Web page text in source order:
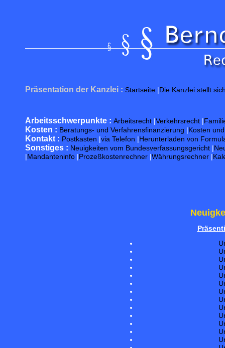
Präsentation der Kanzlei : Startseite |Die Kanzlei stellt
Arbeitsschwerpunkte : Arbeitsrecht |Verkehrsrecht |
Kosten : Beratungs- und Verfahrensfinanzierung |Kosten
Kontakt : Postkasten |via Telefon |Herunterladen von
Sonstiges : Neuigkeiten vom Bundesverfassungsgericht |
|Mandanteninfo |Prozeßkostenrechner |Währungsrechner |